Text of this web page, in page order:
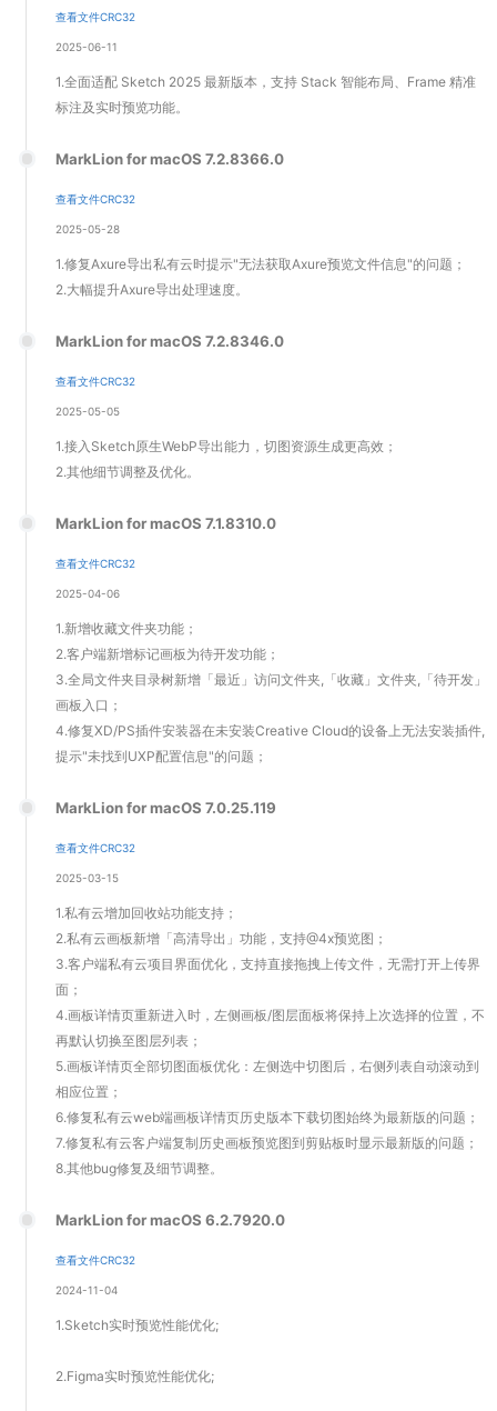
2025-06-11
查看文件CRC32
1.全面适配 Sketch 2025 最新版本，支持 Stack 智能布局、Frame 精准
标注及实时预览功能。
2025-05-28
查看文件CRC32
MarkLion for macOS 7.2.8366.0
1.修复Axure导出私有云时提示"无法获取Axure预览文件信息"的问题；
2.大幅提升Axure导出处理速度。
2025-05-05
查看文件CRC32
MarkLion for macOS 7.2.8346.0
1.接入Sketch原生WebP导出能力，切图资源生成更高效；
2.其他细节调整及优化。
2025-04-06
查看文件CRC32
MarkLion for macOS 7.1.8310.0
1.新增收藏文件夹功能；
2.客户端新增标记画板为待开发功能；
3.全局文件夹目录树新增「最近」访问文件夹,「收藏」文件夹,「待开发」
画板入口；
4.修复XD/PS插件安装器在未安装Creative Cloud的设备上无法安装插件,
提示"未找到UXP配置信息"的问题；
2025-03-15
查看文件CRC32
MarkLion for macOS 7.0.25.119
1.私有云增加回收站功能支持；
2.私有云画板新增「高清导出」功能，支持@4x预览图；
3.客户端私有云项目界面优化，支持直接拖拽上传文件，无需打开上传界
面；
4.画板详情页重新进入时，左侧画板/图层面板将保持上次选择的位置，不
再默认切换至图层列表；
5.画板详情页全部切图面板优化：左侧选中切图后，右侧列表自动滚动到
相应位置；
6.修复私有云web端画板详情页历史版本下载切图始终为最新版的问题；
7.修复私有云客户端复制历史画板预览图到剪贴板时显示最新版的问题；
8.其他bug修复及细节调整。
2024-11-04
查看文件CRC32
MarkLion for macOS 6.2.7920.0
1.Sketch实时预览性能优化;
2.Figma实时预览性能优化;